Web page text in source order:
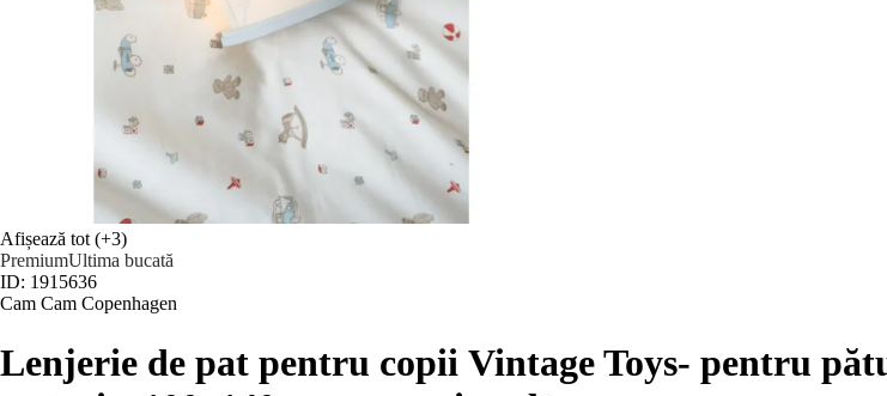
Afișează tot (+3)
PremiumUltima bucată
ID: 1915636
Cam Cam Copenhagen
Lenjerie de pat pentru copii Vintage Toys- pentru